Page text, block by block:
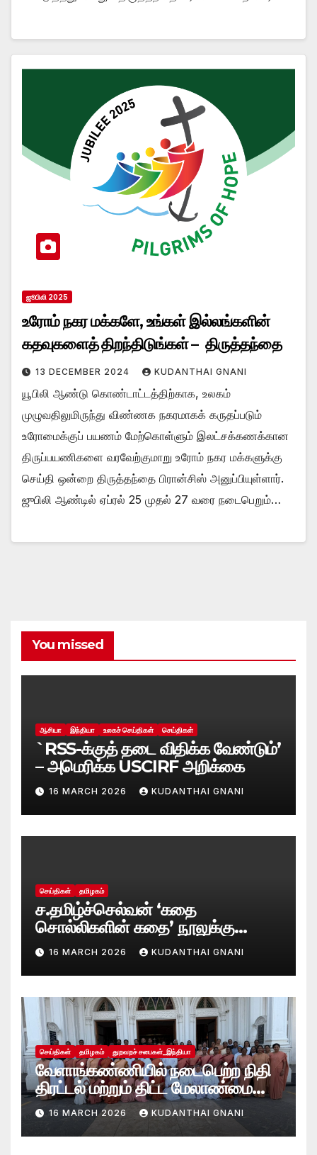
ஜூபிலி 2025
உரோம் நகர மக்களே, உங்கள் இல்லங்களின்
கதவுகளைத் திறந்திடுங்கள் – திருத்தந்தை
13 DECEMBER 2024 KUDANTHAI GNANI
யூபிலி ஆண்டு கொண்டாட்டத்திற்காக, உலகம்
முழுவதிலுமிருந்து விண்ணக நகரமாகக் கருதப்படும்
உரோமைக்குப் பயணம் மேற்கொள்ளும் இலட்சக்கணக்கான
திருப்பயணிகளை வரவேற்குமாறு உரோம் நகர மக்களுக்கு
செய்தி ஒன்றை திருத்தந்தை பிரான்சிஸ் அனுப்பியுள்ளார்.
ஜுபிலி ஆண்டில் ஏப்ரல் 25 முதல் 27 வரை நடைபெறும்…
You missed
ஆசியா இந்தியா உலகச் செய்திகள் செய்திகள்
`RSS-க்குத் தடை விதிக்க வேண்டும்’
– அமெரிக்க USCIRF அறிக்கை
16 MARCH 2026 KUDANTHAI GNANI
செய்திகள் தமிழகம்
ச.தமிழ்ச்செல்வன் ‘கதை
சொல்லிகளின் கதை’ நூலுக்கு
சாகித்ய அகாடமி விருது!
16 MARCH 2026 KUDANTHAI GNANI
செய்திகள் தமிழகம் துறவறச் சபைகள்_இந்தியா
வேளாங்கண்ணியில் நடைபெற்ற நிதி
திரட்டல் மற்றும் திட்ட மேலாண்மை
குறித்த தேசியப் பயிலரங்கம்
16 MARCH 2026 KUDANTHAI GNANI